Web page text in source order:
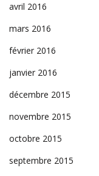
avril 2016
mars 2016
février 2016
janvier 2016
décembre 2015
novembre 2015
octobre 2015
septembre 2015